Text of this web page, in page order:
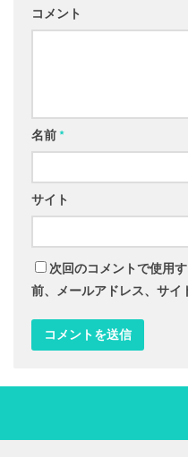
コメント
名前*
サイト
次回のコメントで使用
前、メールアドレス、サイ